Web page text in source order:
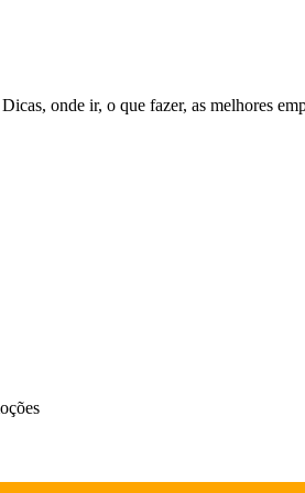
onde ir, o que fazer, as melhores